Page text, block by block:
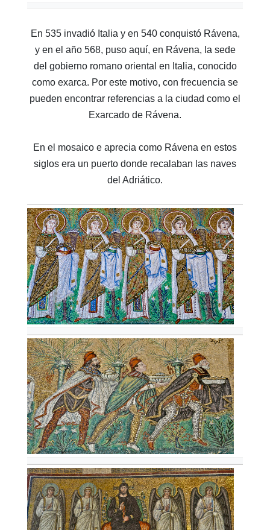
En 535 invadió Italia y en 540 conquistó Rávena,
y en el año 568, puso aquí, en Rávena, la sede
del gobierno romano oriental en Italia, conocido
como exarca. Por este motivo, con frecuencia se
pueden encontrar referencias a la ciudad como el
Exarcado de Rávena.
En el mosaico e aprecia como Rávena en estos
siglos era un puerto donde recalaban las naves
del Adriático.